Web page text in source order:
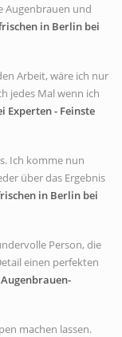
Augenbrauen und
in Berlin bei
Arbeit, wäre ich nur
jedes Mal wenn ich
Experten - Feinste
Ich komme nun
über das Ergebnis
in Berlin bei
Person, die
einen perfekten
machen lassen.